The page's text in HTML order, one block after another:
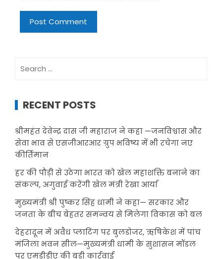
for:
RECENT POSTS
श्रीमहंत देवेन्द्र दास जी महाराज ने कहा —जनविश्वास और
सेवा भाव से एसजीआरआर ग्रुप भविष्य में भी रचेगा नए
कीर्तिमान
हर की पौड़ी से उठेगा भारत को खेल महाशक्ति बनाने का
संकल्प, अगुवाई करेंगी खेल मंत्री रेखा आर्या
मुख्यमंत्री श्री पुष्कर सिंह धामी ने कहा— सरकार और
जनता के बीच बेहतर समन्वय से मिलेगा विकास को बल
देहरादून में अवैध प्लाटिंग पर बुलडोजर, ऋषिकेश में पांच
मंजिला भवन सील—मुख्यमंत्री धामी के सुशासन मॉडल
पर एमडीडीए की बड़ी कार्रवाई